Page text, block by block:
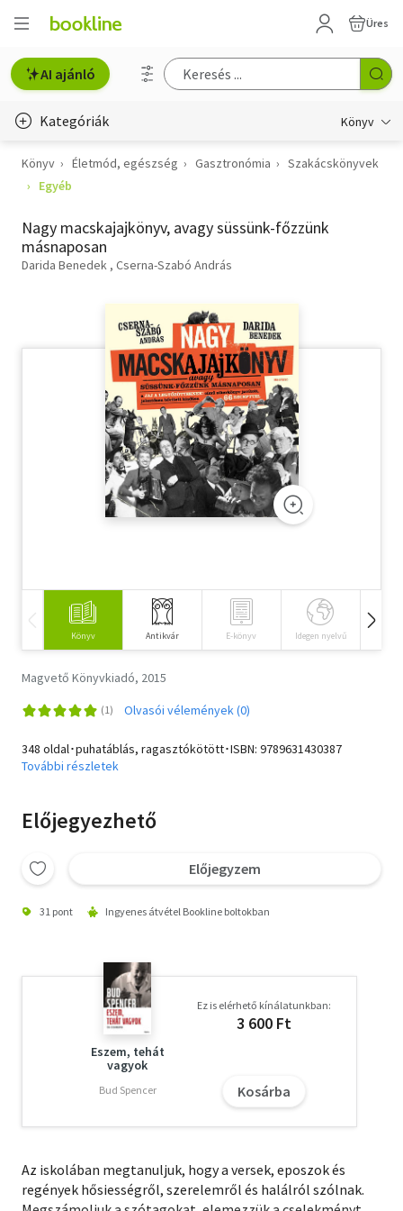
Üres
AI ajánló
Kategóriák Könyv
Életmód, egészség
Gyermek- és ifjúsági
Szótár, nyelvkönyv
Tankönyv, segédkönyv
Társadalomtudomány
Történelem
Könyv Életmód, egészség Gasztronómia
Szakácskönyvek
Egyéb
Nagy macskajajkönyv, avagy süssünk-főzzünk
másnaposan
Darida Benedek Cserna-Szabó András
Könyv Antikvár E-könyv Idegen nyelvű
Magvető Könyvkiadó, 2015
Olvasói vélemények (0)
348 oldal･puhatáblás, ragasztókötött･ISBN: 9789631430387
További részletek
Előjegyezhető
Előjegyzem
31 pont Ingyenes átvétel Bookline boltokban
Eszem, tehát
vagyok
Bud Spencer
Ez is elérhető kínálatunkban:
3 600 Ft
Kosárba
Az iskolában megtanuljuk, hogy a versek, eposzok és
regények hősiességről, szerelemről és halálról szólnak.